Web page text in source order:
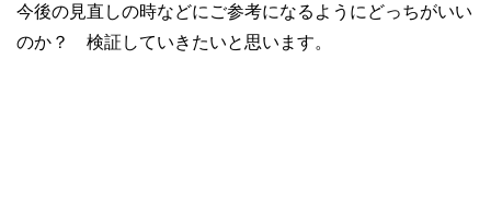
今後の見直しの時などにご参考になるようにどっちがいい
のか？ 検証していきたいと思います。